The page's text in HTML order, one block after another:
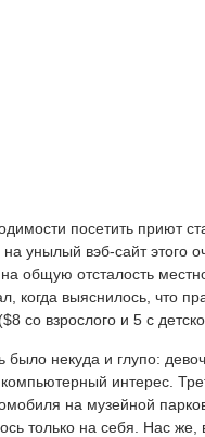
посетить приют
унылый вэб-сайт этого
общую отсталость
когда выяснилось, что
со взрослого и 5 с
было некуда и глупо:
интерес.
на музейной
только на себя. Нас